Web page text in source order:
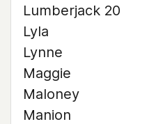
Lumberjack 20
Lyla
Lynne
Maggie
Maloney
Manion